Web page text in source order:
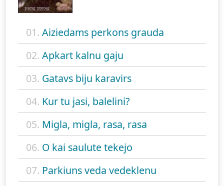
01. Aiziedams perkons grauda
02. Apkart kalnu gaju
03. Gatavs biju karavirs
04. Kur tu jasi, balelini?
05. Migla, migla, rasa, rasa
06. O kai saulute tekejo
07. Parkiuns veda vedeklenu